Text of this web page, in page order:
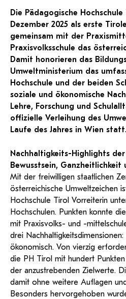
Die Pädagogische
Dezember 2025 als erste
gemeinsam mit der
Praxisvolksschule das
Damit honorieren das
Umweltministerium das
Hochschule und der beiden
soziale und ökonomische
Lehre, Forschung und
offizielle Verleihung des
Laufe des Jahres in Wien statt.
Nachhaltigkeits-Highlights der
Bewusstsein, Ganzheitlichkeit
Mit der freiwilligen staatlichen
österreichische Umweltzeichen
Hochschule Tirol Vorreiterin
Hochschulen. Punkten konnte
mit Praxisvolks- und -
drei
ökonomisch. Von vierzig
die PH Tirol mit hundert
der anzustrebenden Zielwerte.
damit ohne weitere Auflagen
Besonders hervorgehoben
rechtlicher Qualität.
Support
wissenschaftlichen Arbeiten
Anleitung
Antragsformular Konto
Web-basiertes Tool zum sicheren
Versand großer Dateien.
ServiceWeb Hilfe
BA/MA Anträge,
Forschungsanträge, Formulare,…
Support-Webadmin
Hilfe & Support
Bitte kontaktieren Sie unsere
persönliche Mailadresse,
angegebenen Hilfebutton.
Service
Ideen und Verbesserungen
Login Webredaktion